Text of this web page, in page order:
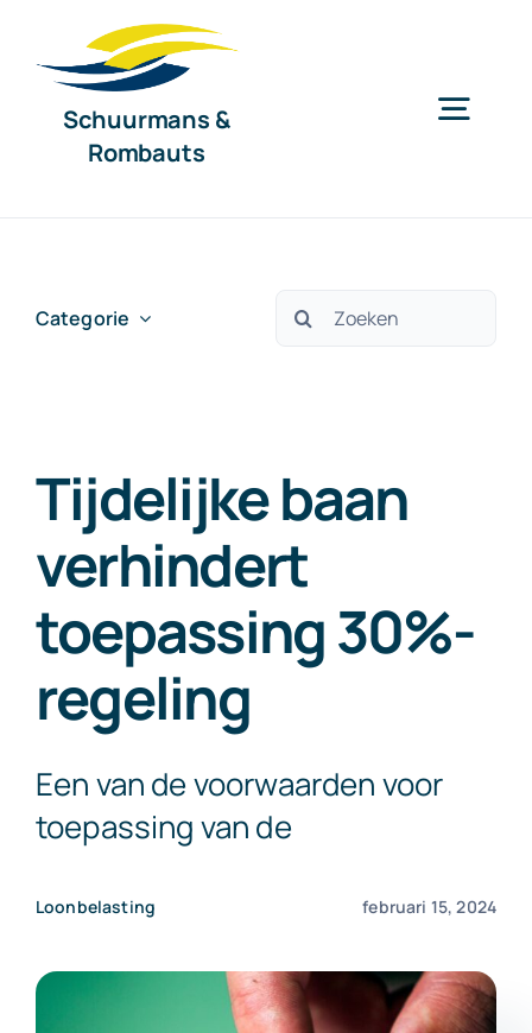
naar
Schuurmans &
Rombauts
Nieuws
Exact Online
Neem contact op!
Categorie
Zoeken
Tijdelijke baan
verhindert
toepassing 30%-
regeling
Een van de voorwaarden voor
toepassing van de
Loonbelasting februari 15, 2024